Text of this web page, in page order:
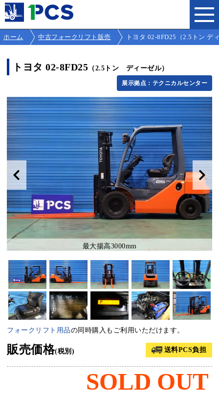
ホーム 中古フォークリフト販売 トヨタ 02-8FD25（2.5トン デ
トヨタ 02-8FD25 （2.5トン ディーゼル）
展示拠点：テクニカルセンター
最大揚高3000mm
フォークリフト用品の同時購入もご利用いただけます。
販売価格(税別) 送料PCS負担
SOLD OUT